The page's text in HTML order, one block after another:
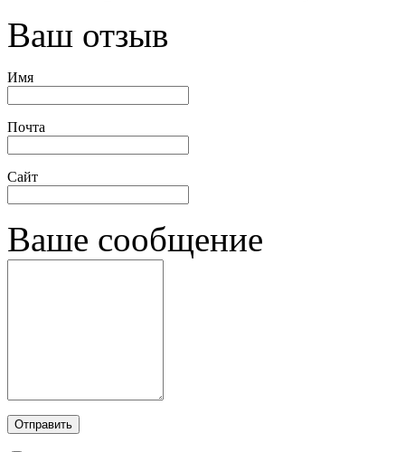
Ваш отзыв
Имя
Почта
Сайт
Ваше сообщение